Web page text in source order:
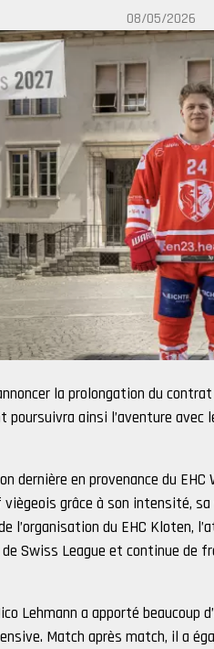
08/05/2026
la prolongation du
poursuivra ainsi l’aventure avec
dernière en provenance du
grâce à son intensité,
l’organisation du EHC Kloten,
Swiss League et continue de
Lehmann a apporté beaucoup
Match après match, il a